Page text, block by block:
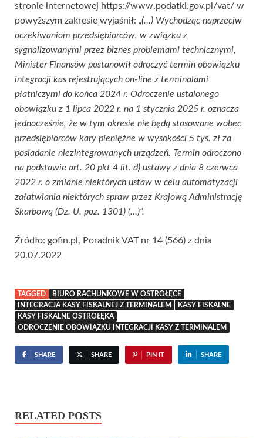
stronie internetowej https://www.podatki.gov.pl/vat/ w
powyższym zakresie wyjaśnił: „(…) Wychodząc naprzeciw
oczekiwaniom przedsiębiorców, w związku z
sygnalizowanymi przez biznes problemami technicznymi,
Minister Finansów postanowił odroczyć termin obowiązku
integracji kas rejestrujących on-line z terminalami
płatniczymi do końca 2024 r. Odroczenie ustalonego
obowiązku z 1 lipca 2022 r. na 1 stycznia 2025 r. oznacza
jednocześnie, że w tym okresie nie będą stosowane wobec
przedsiębiorców kary pieniężne w wysokości 5 tys. zł za
posiadanie niezintegrowanych urządzeń. Termin odroczono
na podstawie art. 20 pkt 4 lit. d) ustawy z dnia 8 czerwca
2022 r. o zmianie niektórych ustaw w celu automatyzacji
załatwiania niektórych spraw przez Krajową Administrację
Skarbową (Dz. U. poz. 1301) (…)”.
Źródło: gofin.pl, Poradnik VAT nr 14 (566) z dnia
20.07.2022
TAGGED
BIURO RACHUNKOWE W OSTROŁĘCE
INTEGRACJA KASY FISKALNEJ Z TERMINALEM
KASY FISKALNE
KASY FISKALNE OSTROŁĘKA
ODROCZENIE OBOWIĄZKU INTEGRACJI KASY Z TERMINALEM
SHARE SHARE PIN IT SHARE
RELATED POSTS